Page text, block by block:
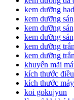
kem dưỡng
kem dưỡng
kem dưỡng
kem dưỡng
kem dưỡng
kem dưỡng
khuyến mãi
kích thước
kích thước
koi gokujyun